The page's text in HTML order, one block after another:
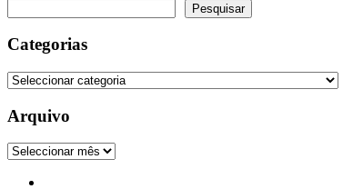
Pesquisar
Categorias
Categorias
Arquivo
Arquivo